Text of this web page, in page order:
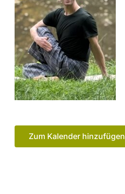
Zum Kalender hinzufügen